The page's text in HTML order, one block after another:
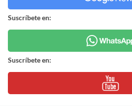
Suscríbete en:
Suscríbete en: